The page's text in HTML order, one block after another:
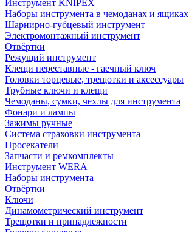
Инструмент KNIPEX
Наборы инструмента в чемоданах и ящиках
Шарнирно-губцевый инструмент
Электромонтажный инструмент
Отвёртки
Режущий инструмент
Клещи переставные - гаечный ключ
Головки торцевые, трещотки и аксессуары
Трубные ключи и клещи
Чемоданы, сумки, чехлы для инструмента
Фонари и лампы
Зажимы ручные
Система страховки инструмента
Просекатели
Запчасти и ремкомплекты
Инструмент WERA
Наборы инструмента
Отвёртки
Ключи
Динамометрический инструмент
Трещотки и принадлежности